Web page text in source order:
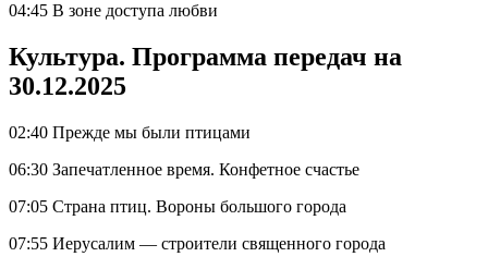
04:45 В зоне доступа любви
Культура. Программа передач на
30.12.2025
02:40 Прежде мы были птицами
06:30 Запечатленное время. Конфетное счастье
07:05 Страна птиц. Вороны большого города
07:55 Иерусалим — строители священного города